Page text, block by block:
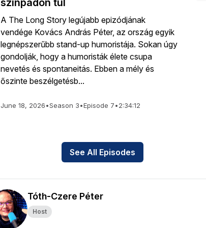
színpadon túl
A The Long Story legújabb epizódjának
vendége Kovács András Péter, az ország egyik
legnépszerűbb stand-up humoristája. Sokan úgy
gondolják, hogy a humoristák élete csupa
nevetés és spontaneitás. Ebben a mély és
őszinte beszélgetésb...
June 18, 2026•Season 3•Episode 7•2:34:12
See All Episodes
Tóth-Czere Péter
Host